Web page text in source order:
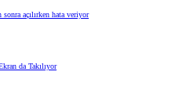
açılırken hata veriyor
da Takılıyor